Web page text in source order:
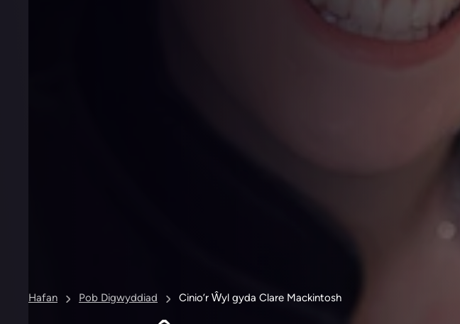
Hafan Pob Digwyddiad Cinio’r Ŵyl gyda Clare Mackintosh